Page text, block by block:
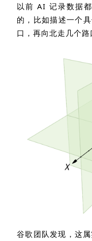
以前AI 记录数据
的，比如描述一个
口，再向北走几个路
谷歌团队发现，这